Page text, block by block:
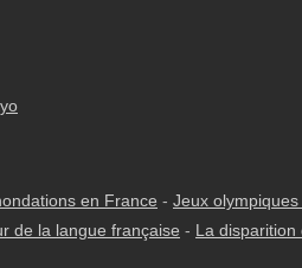
en France - Jeux
de la langue française - La disparition